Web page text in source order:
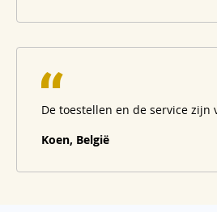
De toestellen en de service zijn
Koen, België